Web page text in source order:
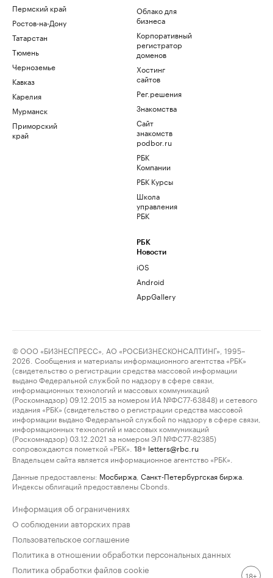
Пермский край
Ростов-на-Дону
Татарстан
Тюмень
Черноземье
Кавказ
Карелия
Мурманск
Приморский
край
Облако для
бизнеса
Корпоративный
регистратор
доменов
Хостинг
сайтов
Рег.решения
Знакомства
Сайт
знакомств
podbor.ru
РБК
Компании
РБК Курсы
Школа
управления
РБК
РБК
Новости
iOS
Android
AppGallery
© ООО «БИЗНЕСПРЕСС», АО «РОСБИЗНЕСКОНСАЛТИНГ», 1995–
2026. Сообщения и материалы информационного агентства «РБК»
(свидетельство о регистрации средства массовой информации
выдано Федеральной службой по надзору в сфере связи,
информационных технологий и массовых коммуникаций
(Роскомнадзор) 09.12.2015 за номером ИА №ФС77-63848) и сетевого
издания «РБК» (свидетельство о регистрации средства массовой
информации выдано Федеральной службой по надзору в сфере связи,
информационных технологий и массовых коммуникаций
(Роскомнадзор) 03.12.2021 за номером ЭЛ №ФС77-82385)
сопровождаются пометкой «РБК».
18+ letters@rbc.ru
Владельцем сайта является информационное агентство «РБК».
Данные предоставлены: Мосбиржа Санкт-Петербургская биржа
Индексы облигаций предоставлены Cbonds.
Информация об ограничениях
О соблюдении авторских прав
Пользовательское соглашение
Политика в отношении обработки персональных данных
Политика обработки файлов cookie
18+